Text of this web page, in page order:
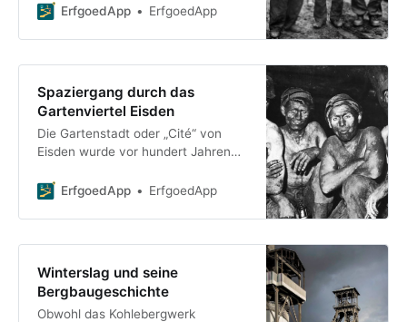
entdecken Sie die bewegende
flämischen Ardennen. Diese
ErfgoedApp ErfgoedApp
Spaziergang durch das
Gartenviertel Eisden
Die Gartenstadt oder „Cité“ von
Eisden wurde vor hundert Jahren
ihren Familien Wohnraum zu bieten.
Geschichte
ErfgoedApp ErfgoedApp
Winterslag und seine
Bergbaugeschichte
Obwohl das Kohlebergwerk